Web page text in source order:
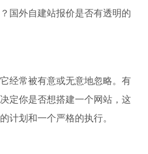
国外自建站报价是否有透明的
经常被有意或无意地忽略。有
定你是否想搭建一个网站，这
计划和一个严格的执行。